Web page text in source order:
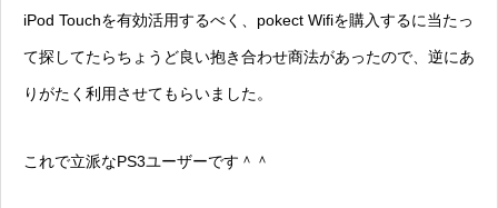
iPod Touchを有効活用するべく、pokect Wifiを購入するに当たっ
て探してたらちょうど良い抱き合わせ商法があったので、逆にあ
りがたく利用させてもらいました。
これで立派なPS3ユーザーです＾＾